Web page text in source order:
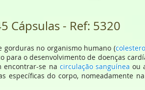
Cápsulas - Ref: 5320
gorduras no organismo humano (
para o desenvolvimento de doenças
encontrar-se na circulação sanguíneaou
específicas do corpo, nomeadamente